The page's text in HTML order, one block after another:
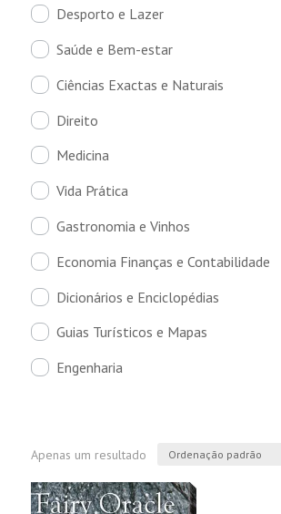
Desporto e Lazer
Saúde e Bem-estar
Ciências Exactas e Naturais
Direito
Medicina
Vida Prática
Gastronomia e Vinhos
Economia Finanças e Contabilidade
Dicionários e Enciclopédias
Guias Turísticos e Mapas
Engenharia
Apenas um resultado